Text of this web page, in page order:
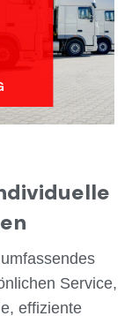
Service,
effiziente